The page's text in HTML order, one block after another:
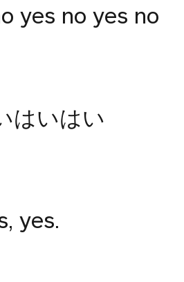
yes no yes no
はいはい
yes.